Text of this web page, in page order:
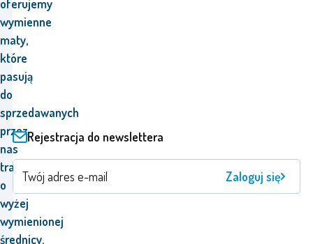
oferujemy
wymienne
maty,
które
pasują
do
sprzedawanych
przez
nas
trampolin
o
wyżej
wymienionej
średnicy.
Rejestracja do newslettera
Zaloguj się